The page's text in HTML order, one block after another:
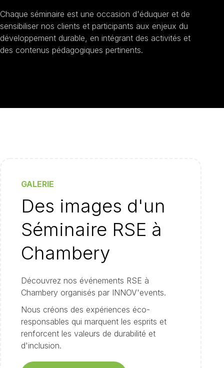
Chaque séminaire est une occasion d'éduquer et de
sensibiliser nos clients et participants aux enjeux du
développement durable, en intégrant des activités et
des contenus pédagogiques pertinents.
GALERIE
Des images d'un
Séminaire RSE à
Chambery
Découvrez nos événements RSE à
Chambery organisés par INNOV'events.
Nous créons des expériences éco-
responsables qui marquent les esprits et
renforcent les valeurs de durabilité et
d'inclusion.